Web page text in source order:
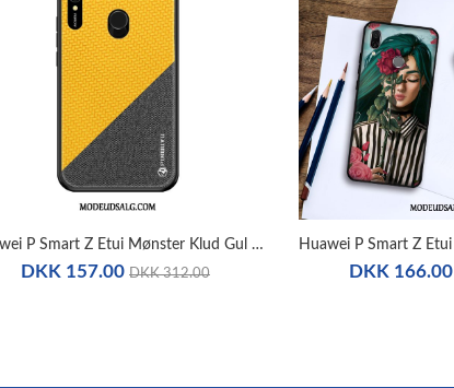
Huawei P Smart Z Etui Mønster Klud Gul Af Personlighed Alt Inklusive
DKK 157.00 DKK 312.00 DKK 166.00